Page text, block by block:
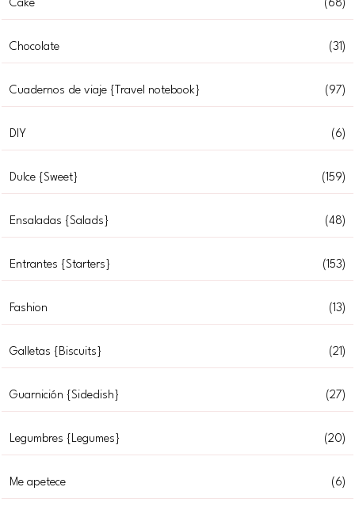
Cake (68)
Chocolate (31)
Cuadernos de viaje {Travel notebook} (97)
DIY (6)
Dulce {Sweet} (159)
Ensaladas {Salads} (48)
Entrantes {Starters} (153)
Fashion (13)
Galletas {Biscuits} (21)
Guarnición {Sidedish} (27)
Legumbres {Legumes} (20)
Me apetece (6)